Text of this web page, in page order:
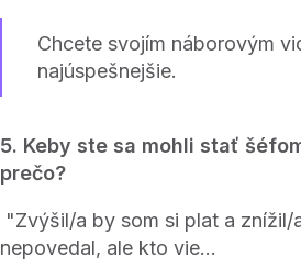
Chcete svojím náborovým
najúspešnejšie.
5. Keby ste sa mohli stať
prečo?
"Zvýšil/a by som si plat a
nepovedal, ale kto vie...